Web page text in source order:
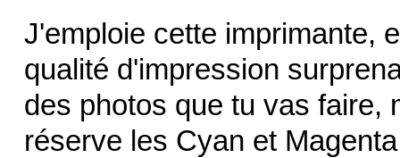
J'emploie cette imprimante,
qualité d'impression
des photos que tu vas faire,
réserve les Cyan et